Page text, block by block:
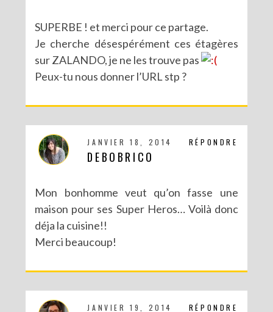
SUPERBE ! et merci pour ce partage.
Je cherche désespérément ces étagères
sur ZALANDO, je ne les trouve pas
Peux-tu nous donner l’URL stp ?
RÉPONDRE
JANVIER 18, 2014
DEBOBRICO
Mon bonhomme veut qu’on fasse une
maison pour ses Super Heros… Voilà donc
déja la cuisine!!
Merci beaucoup!
RÉPONDRE
JANVIER 19, 2014